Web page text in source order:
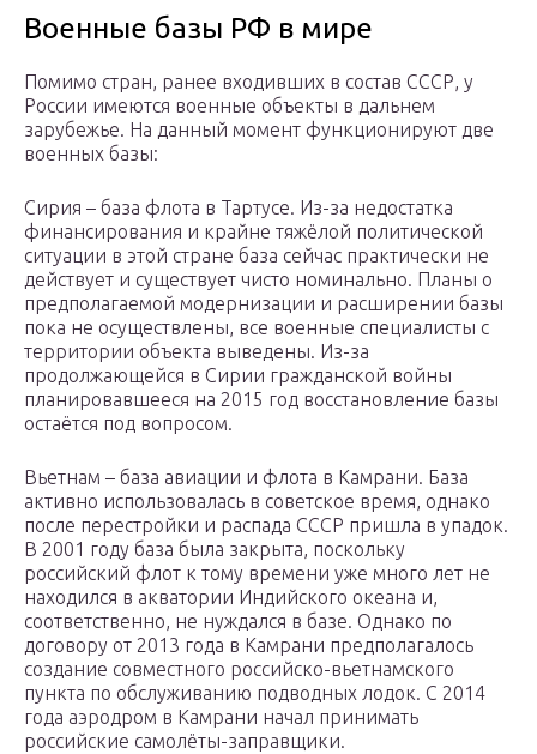
Военные базы РФ в мире
Помимо стран, ранее входивших в состав СССР, у
России имеются военные объекты в дальнем
зарубежье. На данный момент функционируют две
военных базы:
Сирия – база флота в Тартусе. Из-за недостатка
финансирования и крайне тяжёлой политической
ситуации в этой стране база сейчас практически не
действует и существует чисто номинально. Планы о
предполагаемой модернизации и расширении базы
пока не осуществлены, все военные специалисты с
территории объекта выведены. Из-за
продолжающейся в Сирии гражданской войны
планировавшееся на 2015 год восстановление базы
остаётся под вопросом.
Вьетнам – база авиации и флота в Камрани. База
активно использовалась в советское время, однако
после перестройки и распада СССР пришла в упадок.
В 2001 году база была закрыта, поскольку
российский флот к тому времени уже много лет не
находился в акватории Индийского океана и,
соответственно, не нуждался в базе. Однако по
договору от 2013 года в Камрани предполагалось
создание совместного российско-вьетнамского
пункта по обслуживанию подводных лодок. С 2014
года аэродром в Камрани начал принимать
российские самолёты-заправщики.